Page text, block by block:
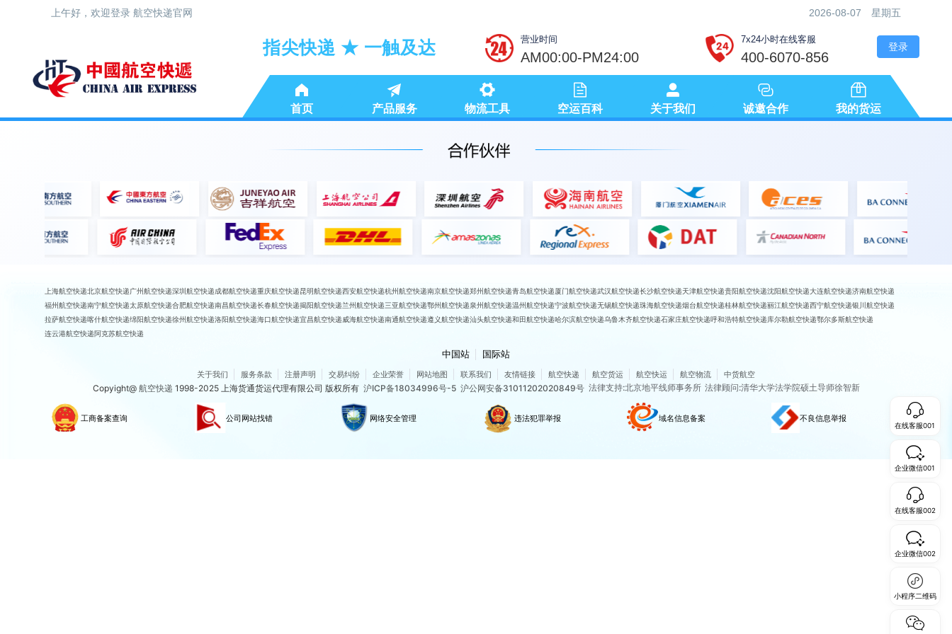
上午好，欢迎登录 航空快递官网 2026-08-07 星期五
指尖快递 ★ 一触及达 营业时间
AM00:00-PM24:00
7x24小时在线客服
400-6070-856
登录
首页 产品服务 物流工具 空运百科 关于我们 诚邀合作 我的货运
上海航空快递北京航空快递广州航空快递深圳航空快递成都航空快递重庆航空快递昆明航空快递西安航空快递杭州航空快递南京航空快递郑州航空快递青岛航空快递厦门航空快递武汉航空快递长沙航空快递天津航空快递贵阳航空快递沈阳航空快递大连航空快递济南航空快递
福州航空快递南宁航空快递太原航空快递合肥航空快递南昌航空快递长春航空快递揭阳航空快递兰州航空快递三亚航空快递鄂州航空快递泉州航空快递温州航空快递宁波航空快递无锡航空快递珠海航空快递烟台航空快递桂林航空快递丽江航空快递西宁航空快递银川航空快递
拉萨航空快递喀什航空快递绵阳航空快递徐州航空快递洛阳航空快递海口航空快递宜昌航空快递威海航空快递南通航空快递遵义航空快递汕头航空快递和田航空快递哈尔滨航空快递乌鲁木齐航空快递石家庄航空快递呼和浩特航空快递库尔勒航空快递鄂尔多斯航空快递
连云港航空快递阿克苏航空快递
中国站 国际站
关于我们 服务条款 注册声明 交易纠纷 企业荣誉 网站地图 联系我们 友情链接 航空快递 航空货运 航空快运 航空物流 中货航空
Copyight@ 航空快递 1998-2025 上海货通货运代理有限公司 版权所有沪ICP备18034996号-5沪公网安备31011202020849号法律支持:北京地平线师事务所 法律顾问:清华大学法学院硕土导师徐智新
工商备案查询 公司网站找错 网络安全管理 违法犯罪举报 域名信息备案 不良信息举报
在线客服001
企业微信001
在线客服002
企业微信002
小程序二维码